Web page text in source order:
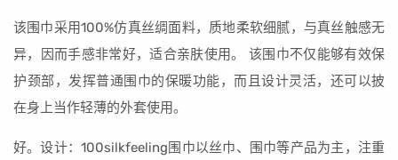
该围巾采用100%仿真丝绸面料，质地柔软细腻，与真丝触感无
异，因而手感非常好，适合亲肤使用。 该围巾不仅能够有效保
护颈部，发挥普通围巾的保暖功能，而且设计灵活，还可以披
在身上当作轻薄的外套使用。
好。设计：100silkfeeling围巾以丝巾、围巾等产品为主，注重